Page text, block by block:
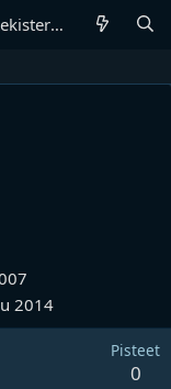
2014
Pisteet
0